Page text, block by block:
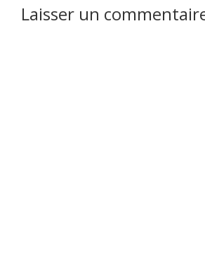
Interactions
Laisser un